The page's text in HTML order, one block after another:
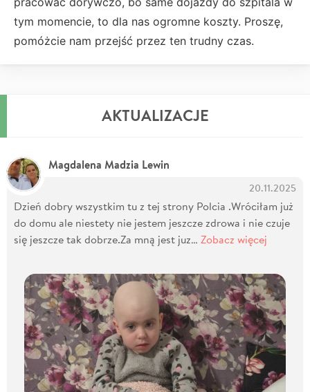
tym momencie, to dla nas ogromne koszty. Proszę,
pomóżcie nam przejść przez ten trudny czas.
AKTUALIZACJE
Magdalena Madzia Lewin
20.11.2025
Dzień dobry wszystkim tu z tej strony Polcia .Wróciłam już
do domu ale niestety nie jestem jeszcze zdrowa i nie czuje
się jeszcze tak dobrze.Za mną jest juz… Zobacz więcej